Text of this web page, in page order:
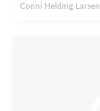
Conni Helding Larsen